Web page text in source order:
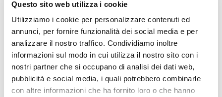
Questo sito web utilizza i cookie
Utilizziamo i cookie per personalizzare contenuti ed
annunci, per fornire funzionalità dei social media e per
analizzare il nostro traffico. Condividiamo inoltre
informazioni sul modo in cui utilizza il nostro sito con i
nostri partner che si occupano di analisi dei dati web,
pubblicità e social media, i quali potrebbero combinarle
con altre informazioni che ha fornito loro o che hanno
Allarme bomba nei centri commerciali del
Milanese, le indagini portano nelle Marche
06/08/2026